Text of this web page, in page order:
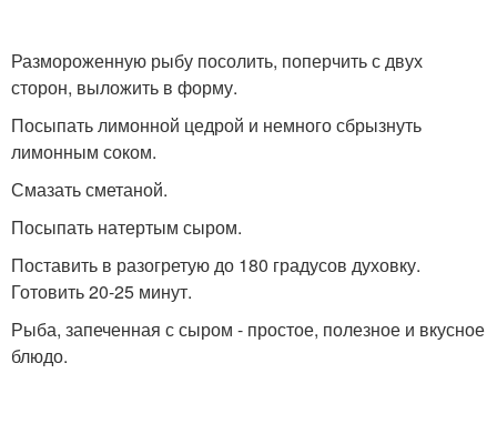
Размороженную рыбу посолить, поперчить с двух
сторон, выложить в форму.
Посыпать лимонной цедрой и немного сбрызнуть
лимонным соком.
Смазать сметаной.
Посыпать натертым сыром.
Поставить в разогретую до 180 градусов духовку.
Готовить 20-25 минут.
Рыба, запеченная с сыром - простое, полезное и вкусное
блюдо.